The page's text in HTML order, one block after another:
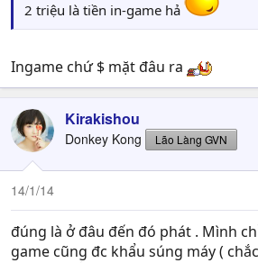
2 triệu là tiền in-game hả
Ingame chứ $ mặt đâu ra
Kirakishou
Donkey Kong Lão Làng GVN
14/1/14
đúng là ở đâu đến đó phát . Mình
game cũng đc khẩu súng máy (